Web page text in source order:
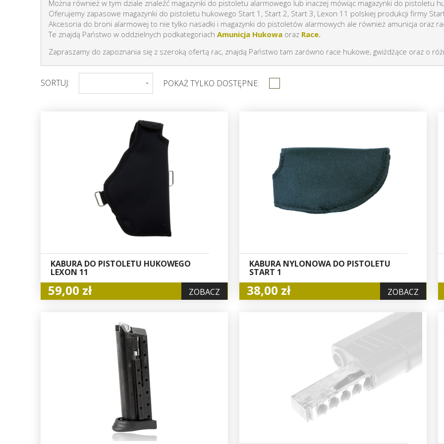
Można również w tym dziale znaleźć magazynki do pistoletu alarmowego lub inaczej mówiąc magazynki do pistoletu
Oferujemy zapasowe magazynki do pistoletu hukowego Start 1, Start 2, Start 3, Lexon 11 polskiej produkcji firmy
Akcesoria do broni alarmowej to nie tylko nasadki i magazynki do pistoletów alarmowych ale również amunicja oraz
Te znajdą Państwo w oddzielnych podkategoriach Amunicja Hukowa oraz Race.
Zapraszamy do zapoznania się z szeroką ofertą rac, znajdą Państwo tam zarówno race hukowe, gwiżdżące oraz o
SORTUJ: POKAŻ TYLKO DOSTĘPNE:
KABURA DO PISTOLETU HUKOWEGO
LEXON 11
59,00 zł ZOBACZ
KABURA NYLONOWA DO PISTOLETU
START 1
38,00 zł ZOBACZ